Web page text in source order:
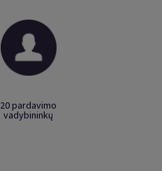
20 pardavimo
vadybininkų